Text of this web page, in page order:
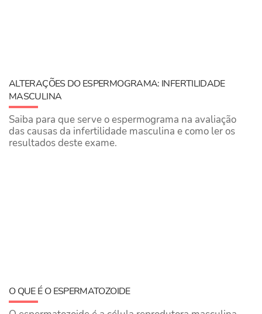
ALTERAÇÕES DO ESPERMOGRAMA: INFERTILIDADE
MASCULINA
Saiba para que serve o espermograma na avaliação
das causas da infertilidade masculina e como ler os
resultados deste exame.
O QUE É O ESPERMATOZOIDE